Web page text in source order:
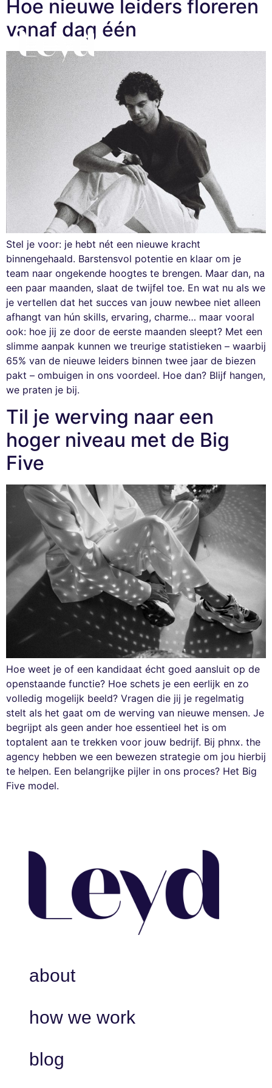
Hoe nieuwe leiders floreren
vanaf dag één
Stel je voor: je hebt nét een nieuwe kracht
binnengehaald. Barstensvol potentie en klaar om je
team naar ongekende hoogtes te brengen. Maar dan, na
een paar maanden, slaat de twijfel toe. En wat nu als we
je vertellen dat het succes van jouw newbee niet alleen
afhangt van hún skills, ervaring, charme… maar vooral
ook: hoe jij ze door de eerste maanden sleept? Met een
slimme aanpak kunnen we treurige statistieken – waarbij
65% van de nieuwe leiders binnen twee jaar de biezen
pakt – ombuigen in ons voordeel. Hoe dan? Blijf hangen,
we praten je bij.
Til je werving naar een
hoger niveau met de Big
Five
Hoe weet je of een kandidaat écht goed aansluit op de
openstaande functie? Hoe schets je een eerlijk en zo
volledig mogelijk beeld? Vragen die jij je regelmatig
stelt als het gaat om de werving van nieuwe mensen. Je
begrijpt als geen ander hoe essentieel het is om
toptalent aan te trekken voor jouw bedrijf. Bij phnx. the
agency hebben we een bewezen strategie om jou hierbij
te helpen. Een belangrijke pijler in ons proces? Het Big
Five model.
about
how we work
blog